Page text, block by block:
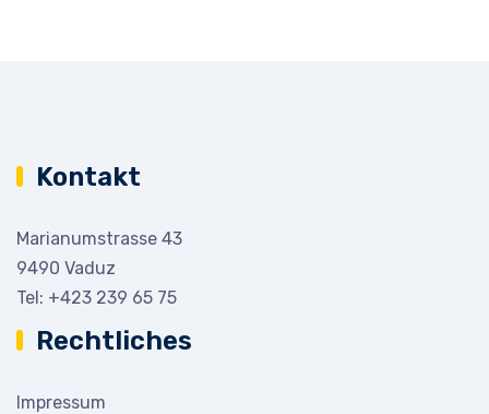
Kontakt
Marianumstrasse 43
9490 Vaduz
Tel: +423 239 65 75
Rechtliches
Impressum